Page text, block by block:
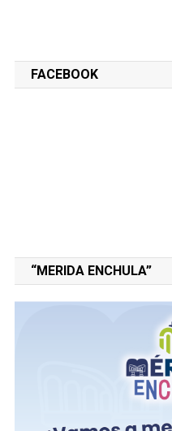
FACEBOOK
“MERIDA ENCHULA”